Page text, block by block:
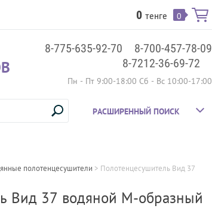
0 тенге 0
8-775-635-92-70
8-700-457-78-09
8-7212-36-69-72
Пн - Пт 9:00-18:00 Сб - Вс 10:00-17:00
РАСШИРЕННЫЙ ПОИСК
полотенцесушители > Полотенцесушитель Вид 37
Вид 37 водяной М-образный